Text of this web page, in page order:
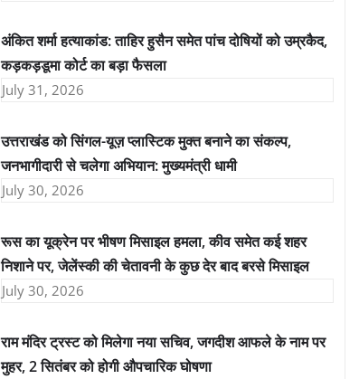
अंकित शर्मा हत्याकांड: ताहिर हुसैन समेत पांच दोषियों को उम्रकैद,
कड़कड़डूमा कोर्ट का बड़ा फैसला
July 31, 2026
उत्तराखंड को सिंगल-यूज़ प्लास्टिक मुक्त बनाने का संकल्प,
जनभागीदारी से चलेगा अभियान: मुख्यमंत्री धामी
July 30, 2026
रूस का यूक्रेन पर भीषण मिसाइल हमला, कीव समेत कई शहर
निशाने पर, जेलेंस्की की चेतावनी के कुछ देर बाद बरसे मिसाइल
July 30, 2026
राम मंदिर ट्रस्ट को मिलेगा नया सचिव, जगदीश आफले के नाम पर
मुहर, 2 सितंबर को होगी औपचारिक घोषणा